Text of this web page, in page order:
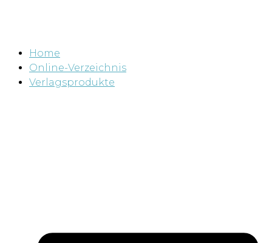
Home
Online-Verzeichnis
Verlagsprodukte